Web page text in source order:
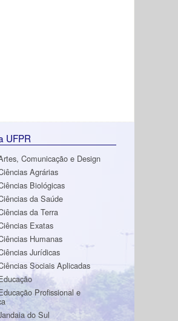
UFPR
Comunicação e Design
Agrárias
Biológicas
da Saúde
da Terra
Exatas
Humanas
Jurídicas
Sociais Aplicadas
Profissional e
do Sul